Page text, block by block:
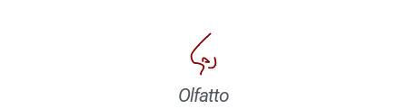
Olfatto